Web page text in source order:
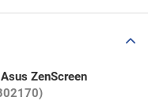
ZenScreen